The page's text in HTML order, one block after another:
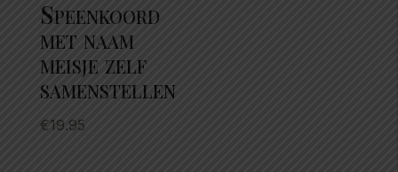
Speenkoord
met naam
meisje zelf
samenstellen
€19.95